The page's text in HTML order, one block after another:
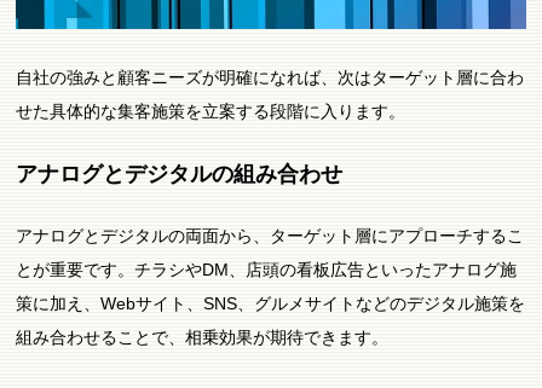
自社の強みと顧客ニーズが明確になれば、次はターゲット層に合わ
せた具体的な集客施策を立案する段階に入ります。
アナログとデジタルの組み合わせ
アナログとデジタルの両面から、ターゲット層にアプローチするこ
とが重要です。チラシやDM、店頭の看板広告といったアナログ施
策に加え、Webサイト、SNS、グルメサイトなどのデジタル施策を
組み合わせることで、相乗効果が期待できます。